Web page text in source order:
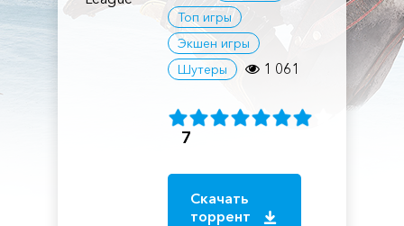
Топ игры
Экшен игры
Шутеры
1 061
7
Скачать
торрент